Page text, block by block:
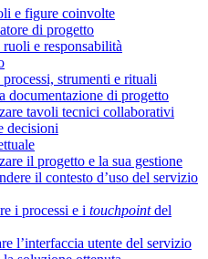
e figure coinvolte
di progetto
e responsabilità
strumenti e rituali
documentazione di progetto
tavoli tecnici collaborativi
decisioni
il progetto e la sua gestione
il contesto d’uso del servizio
i processi e i touchpointdel
l’interfaccia utente del servizio